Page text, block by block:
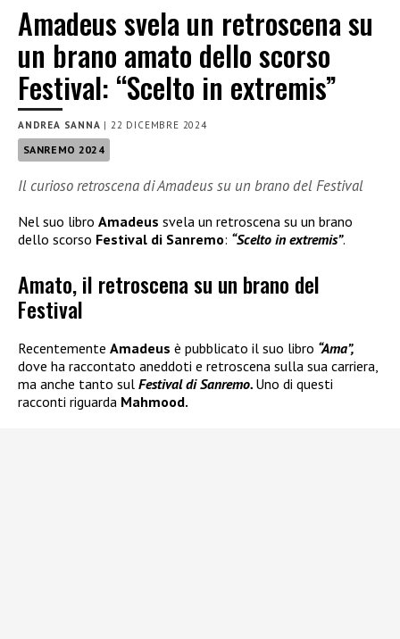
Amadeus svela un retroscena su
un brano amato dello scorso
Festival: “Scelto in extremis”
ANDREA SANNA | 22 DICEMBRE 2024
SANREMO 2024
Il curioso retroscena di Amadeus su un brano del Festival
Nel suo libro Amadeus svela un retroscena su un brano
dello scorso Festival di Sanremo: “Scelto in extremis”.
Amato, il retroscena su un brano del
Festival
Recentemente Amadeus è pubblicato il suo libro “Ama”,
dove ha raccontato aneddoti e retroscena sulla sua carriera,
ma anche tanto sul Festival di Sanremo. Uno di questi
racconti riguarda Mahmood.